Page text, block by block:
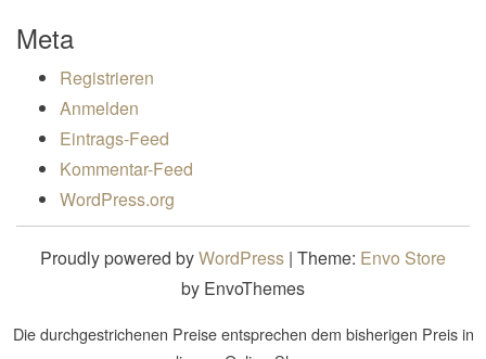
Meta
Registrieren
Anmelden
Eintrags-Feed
Kommentar-Feed
WordPress.org
Proudly powered byWordPress | Theme: Envo Store
by EnvoThemes
Die durchgestrichenen Preise entsprechen dem bisherigen Preis in